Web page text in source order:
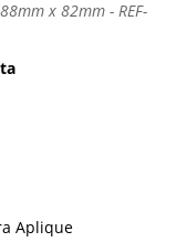
x 82mm - REF-
Aplique